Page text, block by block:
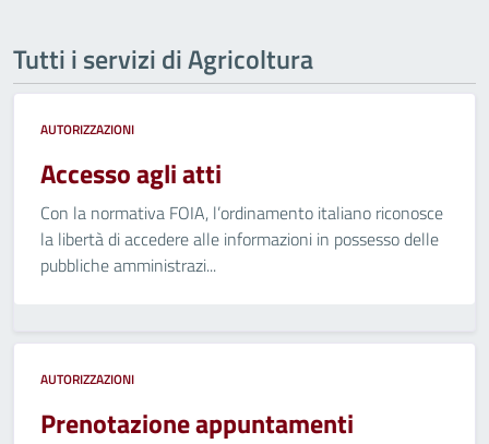
Tutti i servizi di Agricoltura
AUTORIZZAZIONI
Accesso agli atti
Con la normativa FOIA, l’ordinamento italiano riconosce
la libertà di accedere alle informazioni in possesso delle
pubbliche amministrazi...
AUTORIZZAZIONI
Prenotazione appuntamenti